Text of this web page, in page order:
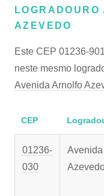
AZEVEDO
Este CEP 01236-
neste mesmo
Avenida Arnolfo
CEP
01236-
030